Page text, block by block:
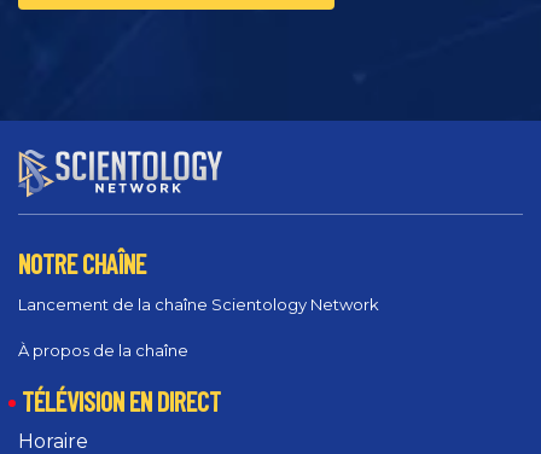
NOTRE CHAÎNE
Lancement de la chaîne Scientology Network
À propos de la chaîne
TÉLÉVISION EN DIRECT
Horaire